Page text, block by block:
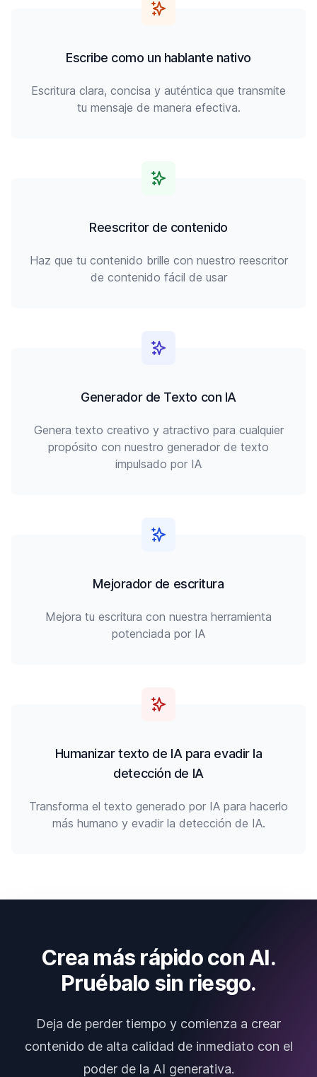
Escribe como un hablante nativo
Escritura clara, concisa y auténtica que transmite
tu mensaje de manera efectiva.
Reescritor de contenido
Haz que tu contenido brille con nuestro reescritor
de contenido fácil de usar
Generador de Texto con IA
Genera texto creativo y atractivo para cualquier
propósito con nuestro generador de texto
impulsado por IA
Mejorador de escritura
Mejora tu escritura con nuestra herramienta
potenciada por IA
Humanizar texto de IA para evadir la
detección de IA
Transforma el texto generado por IA para hacerlo
más humano y evadir la detección de IA.
Crea más rápido con AI.
Pruébalo sin riesgo.
Deja de perder tiempo y comienza a crear
contenido de alta calidad de inmediato con el
poder de la AI generativa.